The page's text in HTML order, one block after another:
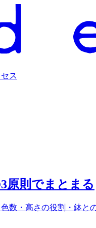
ス
原則でまとまる
数・高さの役割・鉢と